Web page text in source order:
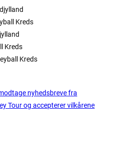
Kreds
Kreds
Kreds
nyhedsbreve fra
Tour og accepterer vilkårene